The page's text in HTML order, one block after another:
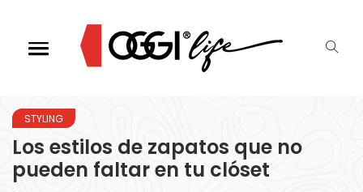
STYLING
Los estilos de zapatos que no
pueden faltar en tu clóset